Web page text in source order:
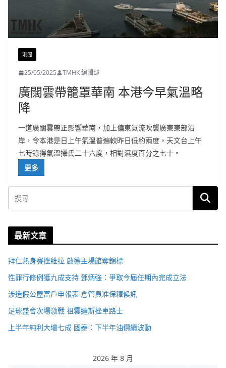
港聞
25/05/2025 TMHK 編輯部
廣闊雲帶籠罩華南 本港今早氣溫略
降
一道廣闊雲帶正影響華南，加上偏東氣流吹襲廣東東部沿
岸，令本港是日上午氣溫普遍較昨日低約兩度。天文台上午
七時錄得氣溫攝氏二十六度，相對濕度百分之七十。
更多
最新文章
拜仁熱身賽挫維拉 啟德主場館奪錦標
性罪行修例獲九成支持 鄧炳強：爭取今屆任期內完成立法
涉造假公屋富戶申報表 倉管員准保釋候訊
足球盛會次場激戰 祖雲達斯挫車路士
上半年純利大增七成 國泰：下半年油價續波動
2026 年 8 月